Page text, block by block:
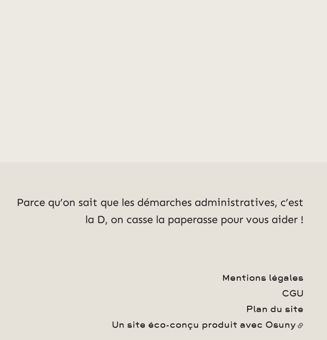
Parce qu’on sait que les démarches administratives, c’est
la D, on casse la paperasse pour vous aider !
Mentions légales
CGU
Plan du site
Un site éco-conçu produit avec Osuny